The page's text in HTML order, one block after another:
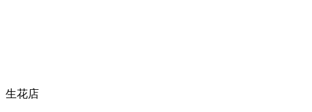
生花店